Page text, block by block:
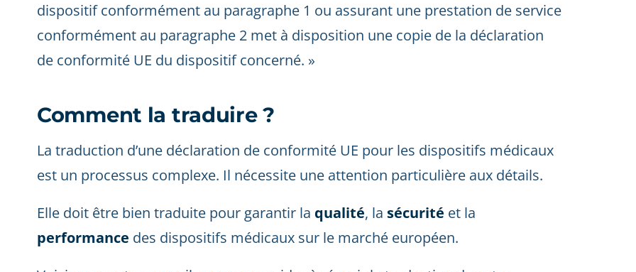
dispositif conformément au paragraphe 1 ou assurant une prestation de service
conformément au paragraphe 2 met à disposition une copie de la déclaration
de conformité UE du dispositif concerné. »
Comment la traduire ?
La traduction d’une déclaration de conformité UE pour les dispositifs médicaux
est un processus complexe. Il nécessite une attention particulière aux détails.
Elle doit être bien traduite pour garantir la qualité, la sécurité et la
performance des dispositifs médicaux sur le marché européen.